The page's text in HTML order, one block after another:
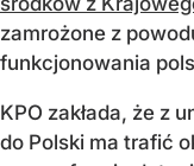
zamrożone z
funkcjonowania
KPO zakłada, że z
do Polski ma trafić